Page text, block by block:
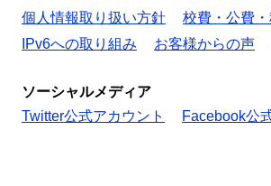
個人情報取り扱い方針
校費・公費
IPv6への取り組み
お客様からの声
ソーシャルメディア
Twitter公式アカウント
Facebook公